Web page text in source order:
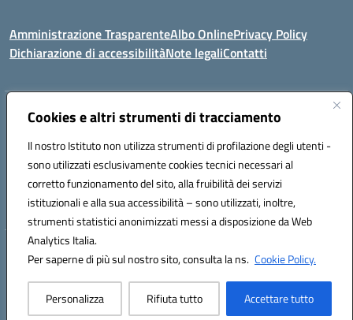
Cookies e altri strumenti di tracciamento
Il nostro Istituto non utilizza strumenti di profilazione degli utenti -
sono utilizzati esclusivamente cookies tecnici necessari al
corretto funzionamento del sito, alla fruibilità dei servizi
istituzionali e alla sua accessibilità – sono utilizzati, inoltre,
strumenti statistici anonimizzati messi a disposizione da Web
Analytics Italia.
Per saperne di più sul nostro sito, consulta la ns. Cookie Policy.
Personalizza Rifiuta tutto Accettare tutto
Amministrazione TrasparenteAlbo OnlinePrivacy Policy
Dichiarazione di accessibilitàNote legaliContatti
Indirizzo:C/da Santa Maria, s.n.c. – 91013 Calatafimi Segesta (TP)
Posta elettronica certificata (PEC):TPIC81300B@pec.istruzione.it
Codice fiscale: 80004430817
Codice meccanografico: TPIC81300B
Hosting & Powered by 3D Solution S.r.l.
Concept & Design by Designers Italia